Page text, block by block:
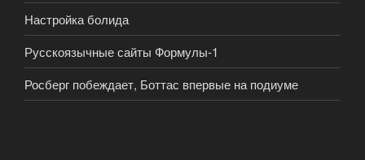
Настройка болида
Русскоязычные сайты Формулы-1
Росберг побеждает, Боттас впервые на подиуме